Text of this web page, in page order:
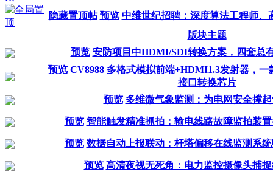
隐藏置顶帖 预览 中维世纪招聘：深度算法工程师、
版块主题
预览 安防项目中HDMI/SDI转换方案，四套总
预览 CV8988 多格式模拟前端+HDMI1.3发射器，一
接口转换芯片
预览 多维微气象监测：为电网安全撑
预览 智能触发精准抓拍：输电线路故障监拍装
预览 数据自动上报联动：杆塔偏移在线监测系
预览 高清夜视无死角：电力监控摄像头捕